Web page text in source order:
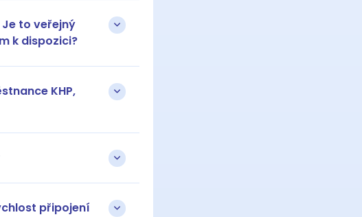
to veřejný
k dispozici?
KHP,
připojení